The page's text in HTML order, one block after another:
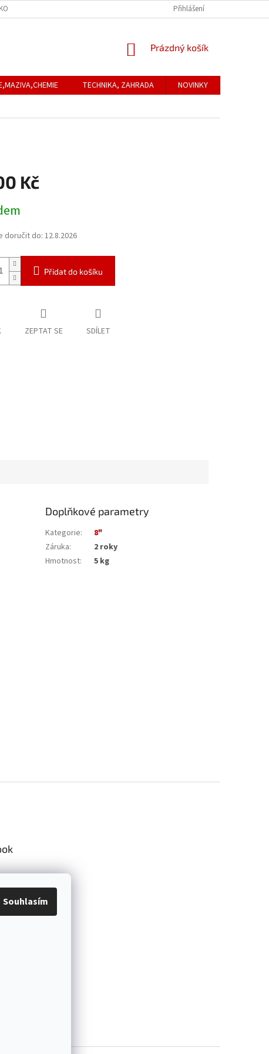
Souhlasím
KONTAKTNÍ ÚDAJE Přihlášení
NÁKUPNÍ
Prázdný košík
TECHNIKA, ZAHRADA NOVINKY
Kč
doručit do:12.8.2026
Přidat do košíku
ZEPTAT SE SDÍLET
Doplňkové parametry
Kategorie:
8"
Záruka:
2 roky
Hmotnost: 5 kg